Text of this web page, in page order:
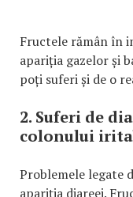
Fructele rămân în
apariția gazelor și
poți suferi și de o
2. Suferi de
colonului
Problemele legate
apariția diareei.